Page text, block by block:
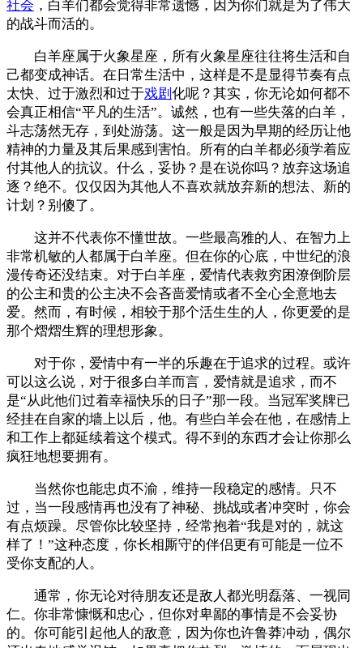
社会 ，白羊们都会觉得非常遗憾，因为你们就是为了伟大
的战斗而活的。
白羊座属于火象星座，所有火象星座往往将生活和自
己都变成神话。在日常生活中，这样是不是显得节奏有点
太快、过于激烈和过于戏剧 化呢？其实，你无论如何都不
会真正相信“平凡的生活”。诚然，也有一些失落的白羊，
斗志荡然无存，到处游荡。这一般是因为早期的经历让他
精神的力量及其后果感到害怕。所有的白羊都必须学着应
付其他人的抗议。什么，妥协？是在说你吗？放弃这场追
逐？绝不。仅仅因为其他人不喜欢就放弃新的想法、新的
计划？别傻了。
这并不代表你不懂世故。一些最高雅的人、在智力上
非常机敏的人都属于白羊座。但在你的心底，中世纪的浪
漫传奇还没结束。对于白羊座，爱情代表救穷困潦倒阶层
的公主和贵的公主决不会吝啬爱情或者不全心全意地去
爱。然而，有时候，相较于那个活生生的人，你更爱的是
那个熠熠生辉的理想形象。
对于你，爱情中有一半的乐趣在于追求的过程。或许
可以这么说，对于很多白羊而言，爱情就是追求，而不
是“从此他们过着幸福快乐的日子”那一段。当冠军奖牌已
经挂在自家的墙上以后，他。有些白羊会在他，在感情上
和工作上都延续着这个模式。得不到的东西才会让你那么
疯狂地想要拥有。
当然你也能忠贞不渝，维持一段稳定的感情。只不
过，当一段感情再也没有了神秘、挑战或者冲突时，你会
有点烦躁。尽管你比较坚持，经常抱着“我是对的，就这
样了！”这种态度，你长相厮守的伴侣更有可能是一位不
受你支配的人。
通常，你无论对待朋友还是敌人都光明磊落、一视同
仁。你非常慷慨和忠心，但你对卑鄙的事情是不会妥协
的。你可能引起他人的敌意，因为你也许鲁莽冲动，偶尔